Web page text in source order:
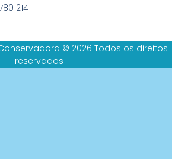
214
© 2026 Todos os direitos
reservados